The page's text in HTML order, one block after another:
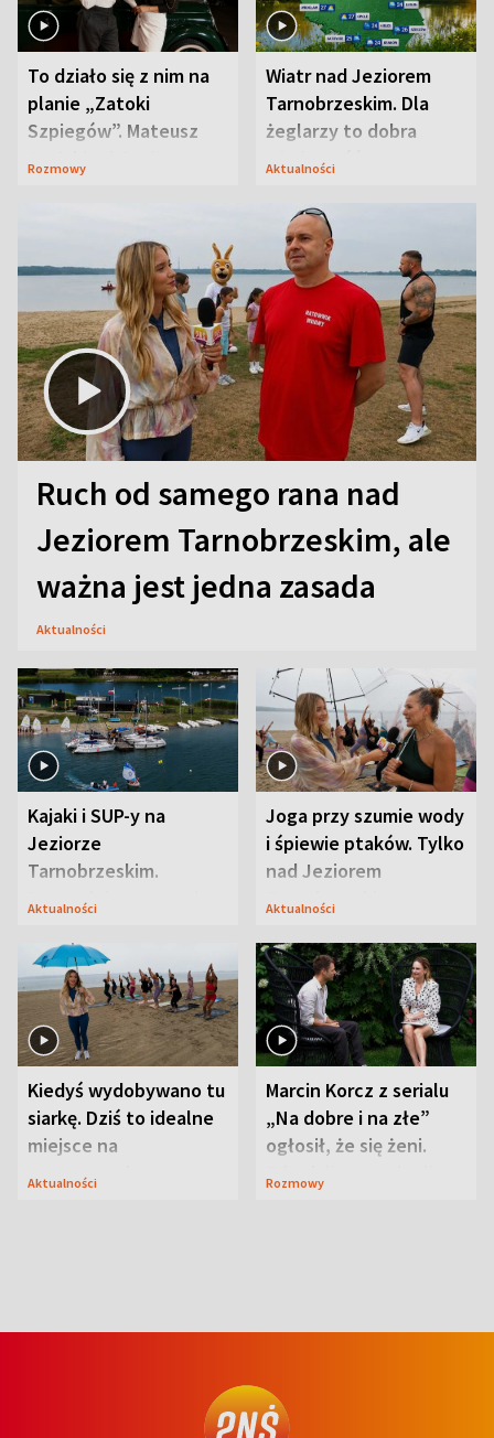
To działo się z nim na
planie „Zatoki
Szpiegów”. Mateusz
Janicki odsłonił
Rozmowy
Wiatr nad Jeziorem
Tarnobrzeskim. Dla
żeglarzy to dobra
wiadomość
Aktualności
Ruch od samego rana nad
Jeziorem Tarnobrzeskim, ale
ważna jest jedna zasada
Aktualności
Kajaki i SUP-y na
Jeziorze
Tarnobrzeskim.
Przyrodnicy zwracają
Aktualności
Joga przy szumie wody
i śpiewie ptaków. Tylko
nad Jeziorem
Tarnobrzeskim
Aktualności
Kiedyś wydobywano tu
siarkę. Dziś to idealne
miejsce na
wypoczynek
Aktualności
Marcin Korcz z serialu
„Na dobre i na złe”
ogłosił, że się żeni.
Zdradził, co zmienił
Rozmowy